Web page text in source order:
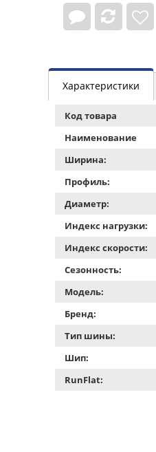
Характеристики
Код товара
Наименование
Ширина:
Профиль:
Диаметр:
Индекс нагрузки:
Индекс скорости:
Сезонность:
Модель:
Бренд:
Тип шины:
Шип:
RunFlat: